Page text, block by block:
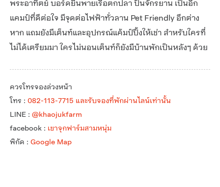
พระอาทิตย์ บอร์ดยืนพายเรือตกปลา ปั่นจักรยาน เป็นอีก
แคมป์ที่ดีต่อใจ มีจุดต่อไฟฟ้าทั่วลาน Pet Friendly อีกต่าง
หาก แถมยังมีเต็นท์และอุปกรณ์แค้มป์ปิ้งให้เช่า สำหรับใครที่
ไม่ได้เตรียมมา ใครไม่นอนเต็นท์ก็ยังมีบ้านพักเป็นหลังๆ ด้วย
ควรโทรจองล่วงหน้า
โทร : 082-113-7715 และรับจองที่พักผ่านไลน์เท่านั้น
LINE : @khaojukfarm
facebook : เขาจุกฟาร์มสามหนุ่ม
พิกัด : Google Map